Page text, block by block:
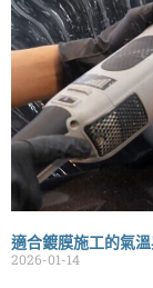
適合鍍膜施工的氣
2026-01-14